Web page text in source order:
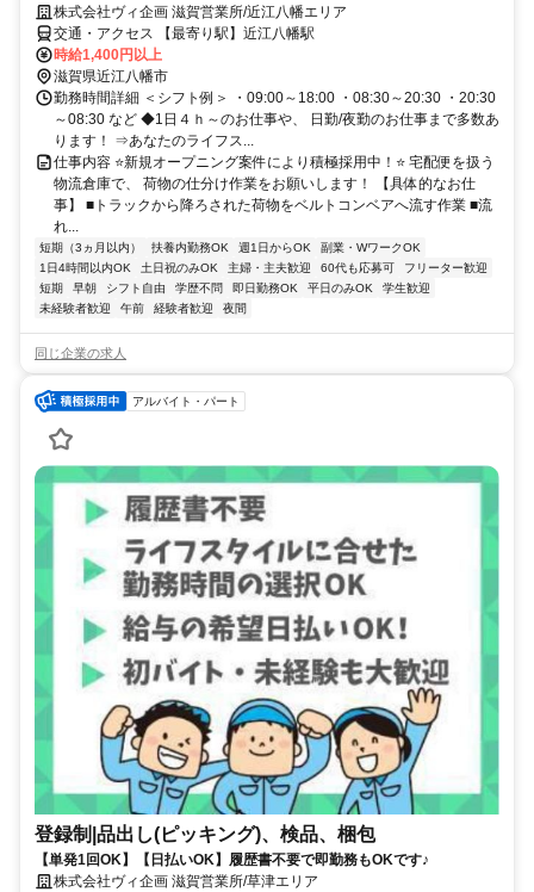
株式会社ヴィ企画 滋賀営業所/近江八幡エリア
交通・アクセス 【最寄り駅】近江八幡駅
時給1,400円以上
滋賀県近江八幡市
勤務時間詳細 ＜シフト例＞ ・09:00～18:00 ・08:30～20:30 ・20:30
～08:30 など ◆1日４ｈ～のお仕事や、 日勤/夜勤のお仕事まで多数あ
ります！ ⇒あなたのライフス...
仕事内容 ⭐新規オープニング案件により積極採用中！⭐ 宅配便を扱う
物流倉庫で、 荷物の仕分け作業をお願いします！ 【具体的なお仕
事】 ■トラックから降ろされた荷物をベルトコンベアへ流す作業 ■流
れ...
短期（3ヵ月以内） 扶養内勤務OK 週1日からOK
副業・WワークOK
1日4時間以内OK
土日祝のみOK 主婦・主夫歓迎 60代も応募可
フリーター歓迎
短期
早朝 シフト自由 学歴不問 即日勤務OK 平日のみOK
学生歓迎
未経験者歓迎
午前 経験者歓迎 夜間
同じ企業の求人
アルバイト・パート
登録制|品出し(ピッキング)、検品、梱包
【単発1回OK】【日払いOK】履歴書不要で即勤務もOKです♪
株式会社ヴィ企画 滋賀営業所/草津エリア